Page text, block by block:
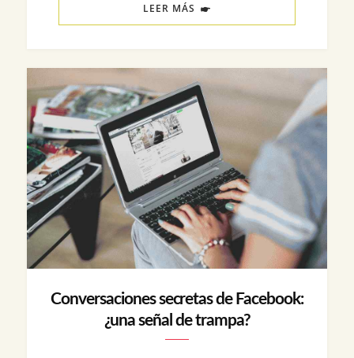
LEER MÁS
Conversaciones secretas de Facebook:
¿una señal de trampa?